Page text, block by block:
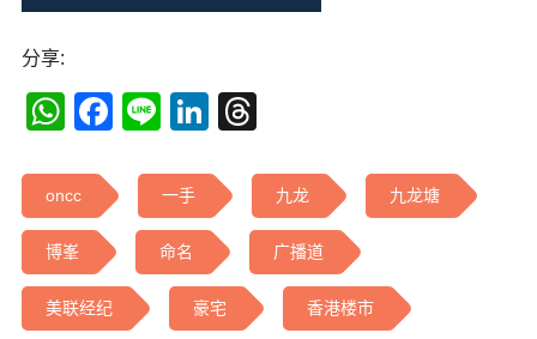
分享:
WhatsApp
Facebook
LineLinkedIn
Threads
oncc 一手 九龙 九龙塘
博峯 命名 广播道
美联经纪 豪宅 香港楼市